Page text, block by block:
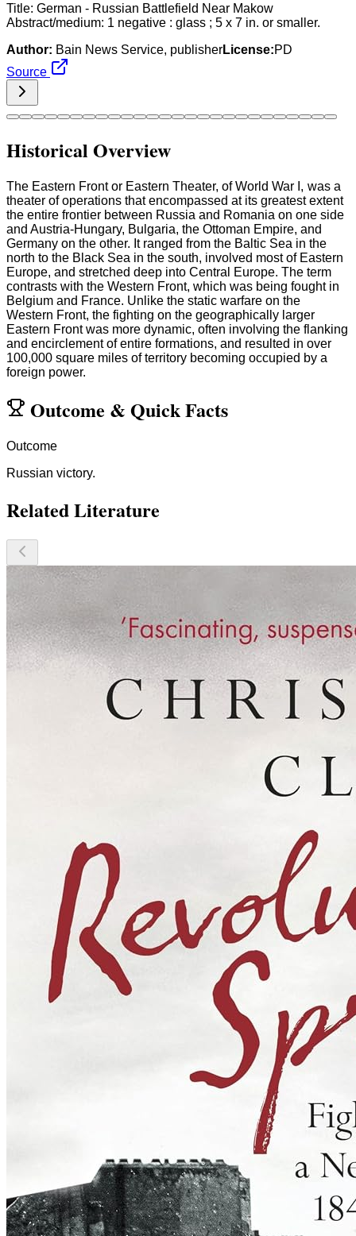
Title: German - Russian Battlefield Near Makow
Abstract/medium: 1 negative : glass ; 5 x 7 in. or smaller.
Author: Bain News Service, publisherLicense:PD
Source
Historical Overview
The Eastern Front or Eastern Theater, of World War I, was a
theater of operations that encompassed at its greatest extent
the entire frontier between Russia and Romania on one side
and Austria-Hungary, Bulgaria, the Ottoman Empire, and
Germany on the other. It ranged from the Baltic Sea in the
north to the Black Sea in the south, involved most of Eastern
Europe, and stretched deep into Central Europe. The term
contrasts with the Western Front, which was being fought in
Belgium and France. Unlike the static warfare on the
Western Front, the fighting on the geographically larger
Eastern Front was more dynamic, often involving the flanking
and encirclement of entire formations, and resulted in over
100,000 square miles of territory becoming occupied by a
foreign power.
Outcome & Quick Facts
Outcome
Russian victory.
Related Literature